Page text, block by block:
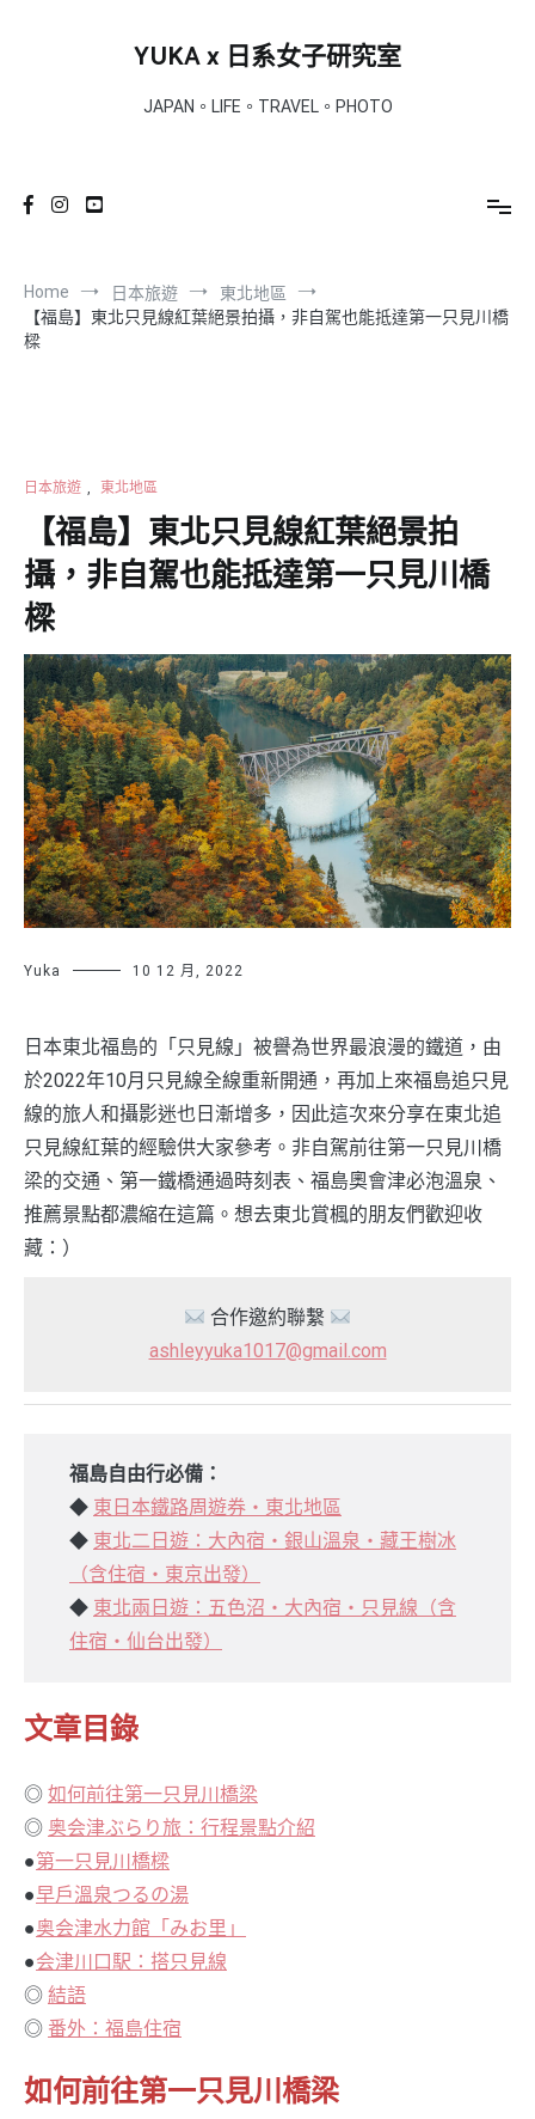
YUKA x 日系女子研究室
JAPAN。LIFE。TRAVEL。PHOTO
Home 日本旅遊
東北地區
【福島】東北只見線紅葉絕景拍攝，非自駕也能抵達第一只見川橋
樑
日本旅遊 , 東北地區
【福島】東北只見線紅葉絕景拍
攝，非自駕也能抵達第一只見川橋
樑
Yuka 10 12 月, 2022
日本東北福島的「只見線」被譽為世界最浪漫的鐵道，由
於2022年10月只見線全線重新開通，再加上來福島追只見
線的旅人和攝影迷也日漸增多，因此這次來分享在東北追
只見線紅葉的經驗供大家參考。非自駕前往第一只見川橋
梁的交通、第一鐵橋通過時刻表、福島奧會津必泡溫泉、
推薦景點都濃縮在這篇。想去東北賞楓的朋友們歡迎收
藏：）
合作邀約聯繫
ashleyyuka1017@gmail.com
福島自由行必備：
◆ 東日本鐵路周遊券・東北地區
◆ 東北二日遊：大內宿・銀山溫泉・藏王樹冰
（含住宿・東京出發）
◆ 東北兩日遊：五色沼・大內宿・只見線（含
住宿・仙台出發）
文章目錄
◎ 如何前往第一只見川橋梁
◎ 奥会津ぶらり旅：行程景點介紹
●第一只見川橋樑
●早戶溫泉つるの湯
●奥会津水力館「みお里」
●会津川口駅：搭只見線
◎ 結語
◎ 番外：福島住宿
如何前往第一只見川橋梁